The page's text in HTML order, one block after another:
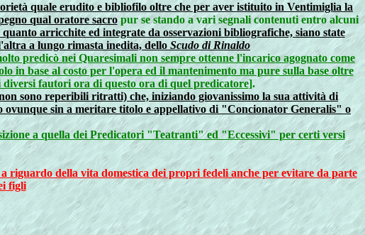
quale erudito e bibliofilo oltre che per aver istituito in Ventimiglia la
qual oratore sacropur se stando a vari segnali contenuti entro alcuni
arricchite ed integrate da osservazioni bibliografiche, siano state
a lungo rimasta inedita, dello Scudo di Rinaldo
predicò nei Quaresimali non sempre ottenne l'incarico agognato come
in base al costo per l'opera ed il mantenimento ma pure sulla base oltre
fautori ora di questo ora di quel predicatore].
sono reperibili ritratti) che, iniziando giovanissimo la sua attività di
sin a meritare titolo e appellativo di "Concionator Generalis" o
a quella dei Predicatori "Teatranti" ed "Eccessivi" per certi versi
della vita domestica dei propri fedeli anche per evitare da parte
figli